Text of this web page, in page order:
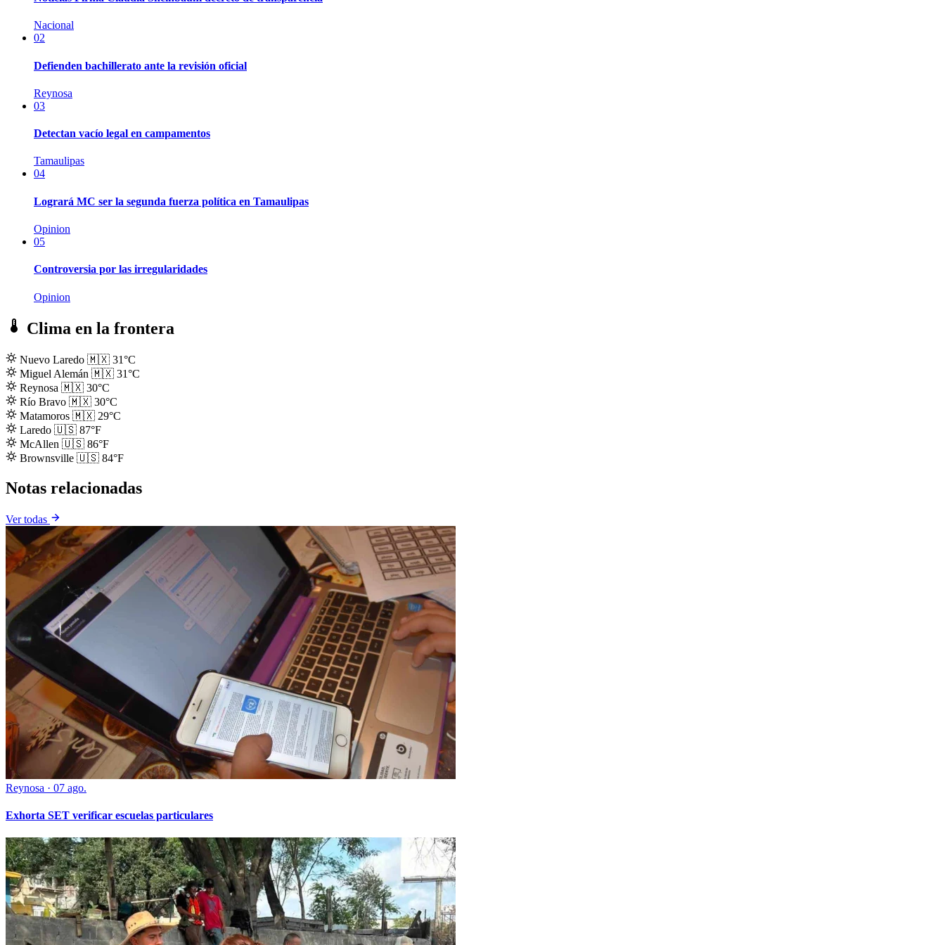
Nacional
02
Defienden bachillerato ante la revisión oficial
Reynosa
03
Detectan vacío legal en campamentos
Tamaulipas
04
Logrará MC ser la segunda fuerza política en Tamaulipas
Opinion
05
Controversia por las irregularidades
Opinion
Clima en la frontera
Nuevo Laredo 🇲🇽 31°C
Miguel Alemán 🇲🇽 31°C
Reynosa 🇲🇽 30°C
Río Bravo 🇲🇽 30°C
Matamoros 🇲🇽 29°C
Laredo 🇺🇸 87°F
McAllen 🇺🇸 86°F
Brownsville 🇺🇸 84°F
Notas relacionadas
Ver todas
Reynosa · 07 ago.
Exhorta SET verificar escuelas particulares